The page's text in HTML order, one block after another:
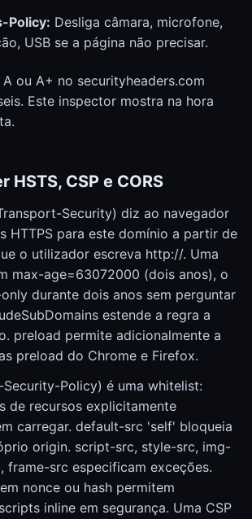
Policy: Desliga câmara, microfone,
USB se a página não precisar.
ou A+ no securityheaders.com
Este inspector mostra na hora
HSTS, CSP e CORS
Security) diz ao navegador
HTTPS para este domínio a partir de
o utilizador escreva http://. Uma
max-age=63072000 (dois anos), o
durante dois anos sem perguntar
estende a regra a
preload permite adicionalmente a
preload do Chrome e Firefox.
Policy) é uma whitelist:
de recursos explicitamente
carregar. default-src 'self' bloqueia
origin. script-src, style-src, img-
frame-src especificam exceções.
nonce ou hash permitem
inline em segurança. Uma CSP